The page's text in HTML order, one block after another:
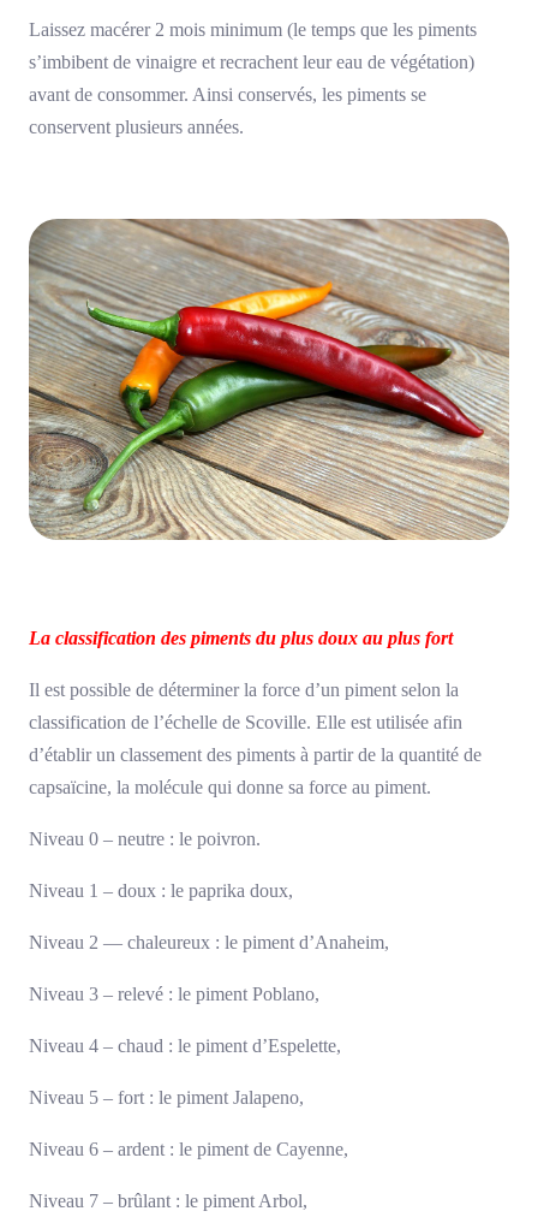
Laissez macérer 2 mois minimum (le temps que les piments
s’imbibent de vinaigre et recrachent leur eau de végétation)
avant de consommer. Ainsi conservés, les piments se
conservent plusieurs années.
La classification des piments du plus doux au plus fort
Il est possible de déterminer la force d’un piment selon la
classification de l’échelle de Scoville. Elle est utilisée afin
d’établir un classement des piments à partir de la quantité de
capsaïcine, la molécule qui donne sa force au piment.
Niveau 0 – neutre : le poivron.
Niveau 1 – doux : le paprika doux,
Niveau 2 — chaleureux : le piment d’Anaheim,
Niveau 3 – relevé : le piment Poblano,
Niveau 4 – chaud : le piment d’Espelette,
Niveau 5 – fort : le piment Jalapeno,
Niveau 6 – ardent : le piment de Cayenne,
Niveau 7 – brûlant : le piment Arbol,